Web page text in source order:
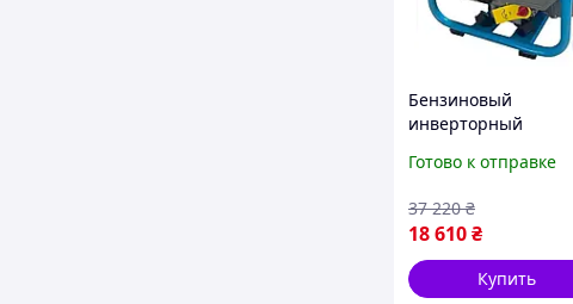
Бензиновый
инверторный
INV2000 1.8 2.0 кВт
для бытовой
электроники
Готово к отправке
18 610₴
37 220 ₴
Купить